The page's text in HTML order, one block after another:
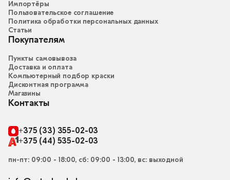
Импортёры
Пользовательское соглашение
Политика обработки персональных данных
Статьи
Покупателям
Пункты самовывоза
Доставка и оплата
Компьютерный подбор краски
Дисконтная программа
Магазины
Контакты
+375 (33) 355-02-03
+375 (44) 535-02-03
пн-пт: 09:00 - 18:00, сб: 09:00 - 13:00, вс: выходной